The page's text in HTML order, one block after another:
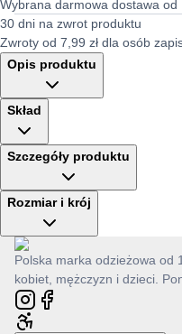
Wybrana darmowa dostawa od
30 dni na zwrot produktu
Zwroty od 7,99 zł dla osób
Opis produktu
Skład
Szczegóły produktu
Rozmiar i krój
Polska marka odzieżowa od
kobiet, mężczyzn i dzieci.